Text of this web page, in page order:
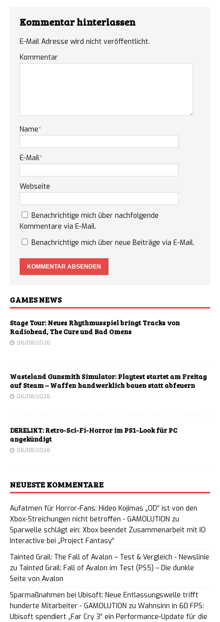
Kommentar hinterlassen
E-Mail Adresse wird nicht veröffentlicht.
Kommentar
Name*
E-Mail*
Webseite
Benachrichtige mich über nachfolgende
Kommentare via E-Mail.
Benachrichtige mich über neue Beiträge via E-Mail.
GAMES NEWS
Stage Tour: Neues Rhythmusspiel bringt Tracks von
Radiohead, The Cure und Bad Omens
06/08/2026
Wasteland Gunsmith Simulator: Playtest startet am Freitag
auf Steam – Waffen handwerklich bauen statt abfeuern
06/08/2026
DERELIKT: Retro-Sci-Fi-Horror im PS1-Look für PC
angekündigt
06/08/2026
NEUESTE KOMMENTARE
Aufatmen für Horror-Fans: Hideo Kojimas „OD“ ist von den
Xbox-Streichungen nicht betroffen - GAMOLUTION zu
Sparwelle schlägt ein: Xbox beendet Zusammenarbeit mit IO
Interactive bei „Project Fantasy“
Tainted Grail: The Fall of Avalon – Test & Vergleich - Newslinie
zu Tainted Grail: Fall of Avalon im Test (PS5) – Die dunkle
Seite von Avalon
Sparmaßnahmen bei Ubisoft: Neue Entlassungswelle trifft
hunderte Mitarbeiter - GAMOLUTION zu Wahnsinn in 60 FPS:
Ubisoft spendiert „Far Cry 3“ ein Performance-Update für die